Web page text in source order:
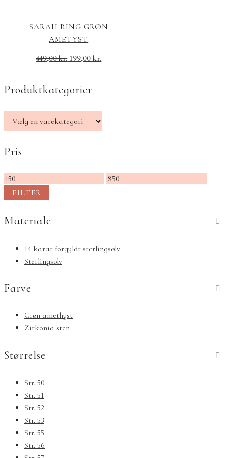
SARAH RING GRØN
AMETYST
449,00kr. 199,00kr.
Produktkategorier
Pris
Mindste
pris
Højeste
FILTER
Materiale
14 karat forgyldt sterlingsølv
Sterlingsølv
Farve
Grøn amethyst
Zirkonia sten
Størrelse
Str. 50
Str. 51
Str. 52
Str. 53
Str. 55
Str. 56